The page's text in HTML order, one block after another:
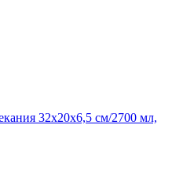
32х20x6,5 см/2700 мл,